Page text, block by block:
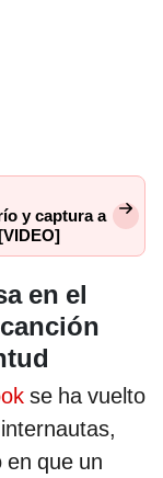
y captura a
en el
se ha vuelto
que un